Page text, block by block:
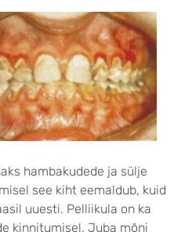
hambakudede ja sülje
see kiht eemaldub, kuid
uuesti. Pelliikula on ka
kinnitumisel. Juba mõni